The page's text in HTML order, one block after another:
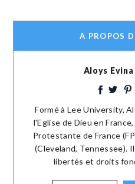
A PROPOS
Aloys Evina
Formé à Lee University,
l'Eglise de Dieu en
Protestante de France
(Cleveland, Tennessee).
libertés et droits